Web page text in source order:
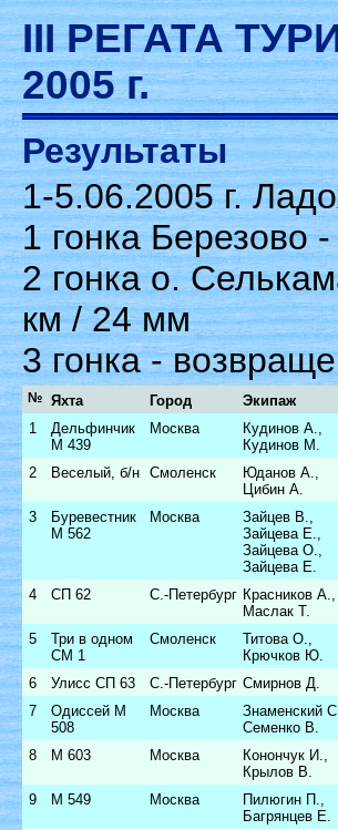
III РЕГАТА
2005 г.
Результаты
1-5.06.2005 г.
1 гонка Березово
2 гонка о.
км / 24 мм
3 гонка -
№ Яхта Город Экипаж
1
Дельфинчик
M 439
Москва
Кудинов А.,
Кудинов М.
2 Веселый, б/н Смоленск
Юданов А.,
Цибин А.
3
Буревестник
M 562
Москва
Зайцев В.,
Зайцева Е.,
Зайцева О.,
Зайцева Е.
4 СП 62 С.-Петербург Красников А.,
Маслак Т.
5
Три в одном
СМ 1
Смоленск
Титова О.,
Крючков Ю.
6
Улисс СП 63 С.-Петербург Смирнов Д.
7
Одиссей М
508
Москва
Знаменский
Семенко В.
8 М 603 Москва
Конончук И.,
Крылов В.
9 М 549 Москва
Пилюгин П.,
Багрянцев Е.